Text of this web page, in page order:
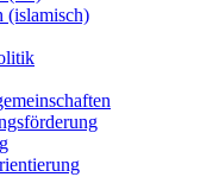
(islamisch)